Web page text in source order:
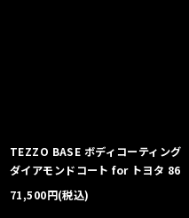
TEZZO BASE ボディコーティング
ダイアモンドコート for トヨタ 86
71,500円(税込)